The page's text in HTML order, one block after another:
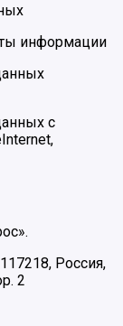
информации
с
Россия,
2